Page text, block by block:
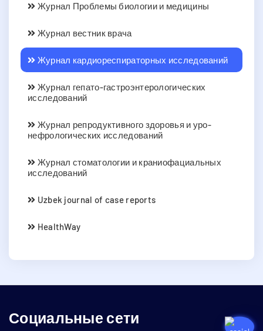
Журнал Проблемы биологии и медицины
Журнал вестник врача
Журнал кардиореспираторных исследований
Журнал гепато-гастроэнтерологических
исследований
Журнал репродуктивного здоровья и уро-
нефрологических исследований
Журнал стоматологии и краниофациальных
исследований
Uzbek journal of case reports
HealthWay
Социальные сети